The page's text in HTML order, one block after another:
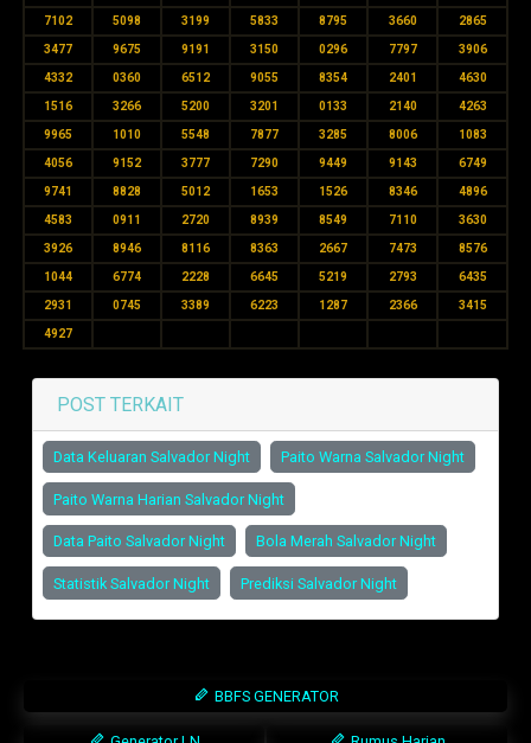
7102 5098 3199 5833 8795 3660 2865
3477 9675 9191 3150 0296 7797 3906
4332 0360 6512 9055 8354 2401 4630
1516 3266 5200 3201 0133 2140 4263
9965 1010 5548 7877 3285 8006 1083
4056 9152 3777 7290 9449 9143 6749
9741 8828 5012 1653 1526 8346 4896
4583 0911 2720 8939 8549 7110 3630
3926 8946 8116 8363 2667 7473 8576
1044 6774 2228 6645 5219 2793 6435
2931 0745 3389 6223 1287 2366 3415
4927
POST TERKAIT
Data Keluaran Salvador Night Paito Warna Salvador Night
Paito Warna Harian Salvador Night
Data Paito Salvador Night Bola Merah Salvador Night
Statistik Salvador Night Prediksi Salvador Night
BBFS GENERATOR